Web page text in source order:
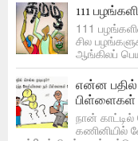
111
111
சில
ஆங்கிலப்
என்ன பதில்
பிள்ளைகள்
நான்
கணினியில்